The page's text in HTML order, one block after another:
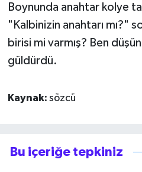
Boynunda anahtar kolye
"Kalbinizin anahtarı mı?"
birisi mi varmış? Ben
güldürdü.
Kaynak: sözcü
Bu içeriğe tepkiniz